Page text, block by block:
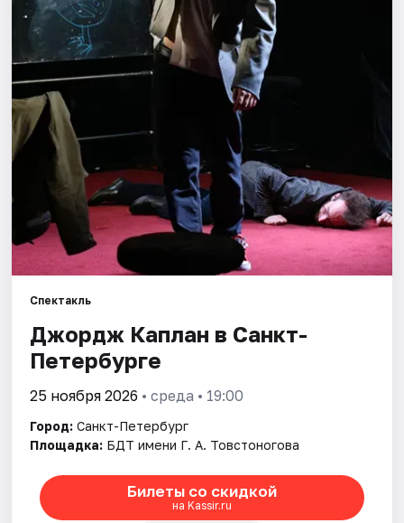
Площадки
Артисты
Рейтинги
Спектакль
Джордж Каплан в Санкт-
Петербурге
25 ноября 2026 • среда • 19:00
Город: Санкт-Петербург
Площадка: БДТ имени Г. А. Товстоногова
Билеты со скидкой
на Kassir.ru